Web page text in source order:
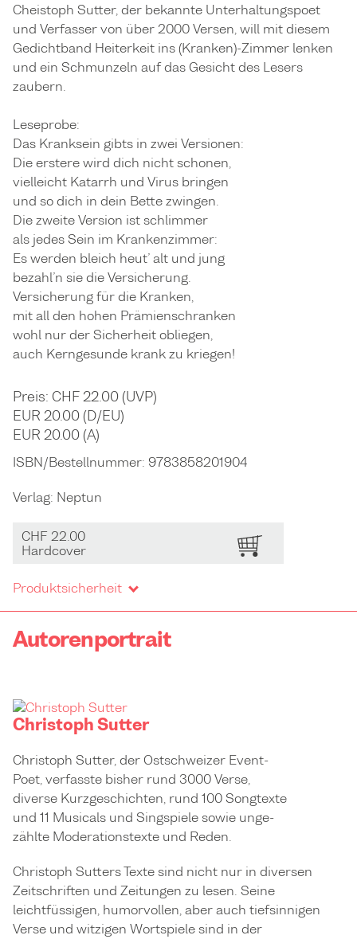
Cheistoph Sutter, der bekannte Unterhaltungspoet
und Verfasser von über 2000 Versen, will mit diesem
Gedichtband Heiterkeit ins (Kranken)-Zimmer lenken
und ein Schmunzeln auf das Gesicht des Lesers
zaubern.
Leseprobe:
Das Kranksein gibts in zwei Versionen:
Die erstere wird dich nicht schonen,
vielleicht Katarrh und Virus bringen
und so dich in dein Bette zwingen.
Die zweite Version ist schlimmer
als jedes Sein im Krankenzimmer:
Es werden bleich heut’ alt und jung
bezahl’n sie die Versicherung.
Versicherung für die Kranken,
mit all den hohen Prämienschranken
wohl nur der Sicherheit obliegen,
auch Kerngesunde krank zu kriegen!
Preis: CHF 22.00 (UVP)
EUR 20.00 (D/EU)
EUR 20.00 (A)
ISBN/Bestellnummer: 9783858201904
Verlag: Neptun
CHF 22.00
Hardcover
Produktsicherheit
Autorenportrait
Christoph Sutter
Christoph Sutter, der Ostschweizer Event-
Poet, verfasste bisher rund 3000 Verse,
diverse Kurzgeschichten, rund 100 Songtexte
und 11 Musicals und Singspiele sowie unge-
zählte Moderationstexte und Reden.
Christoph Sutters Texte sind nicht nur in diversen
Zeitschriften und Zeitungen zu lesen. Seine
leichtfüssigen, humorvollen, aber auch tiefsinnigen
Verse und witzigen Wortspiele sind in der